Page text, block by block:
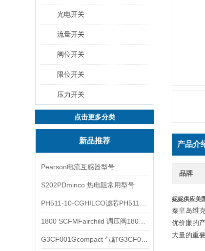
光电开关
流量开关
阀位开关
限位开关
压力开关
点击更多分类
新品推荐
Pearson电流互感器型号
S202PDminco 热电阻常用型号
产品介
品牌
妮妮供应美
秦皇岛维
优价廉的
大量的重